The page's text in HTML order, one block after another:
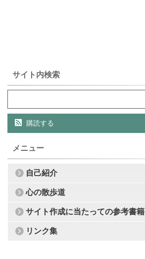
サイト内検索
購読する
メニュー
自己紹介
心の散歩道
サイト作成に当たっての参考書籍
リンク集